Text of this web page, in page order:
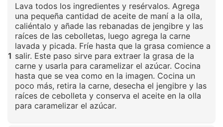
1
Lava todos los ingredientes y resérvalos. Agrega
una pequeña cantidad de aceite de maní a la olla,
caliéntalo y añade las rebanadas de jengibre y las
raíces de las cebolletas, luego agrega la carne
lavada y picada. Fríe hasta que la grasa comience a
salir. Este paso sirve para extraer la grasa de la
carne y usarla para caramelizar el azúcar. Cocina
hasta que se vea como en la imagen. Cocina un
poco más, retira la carne, desecha el jengibre y las
raíces de cebolleta y conserva el aceite en la olla
para caramelizar el azúcar.